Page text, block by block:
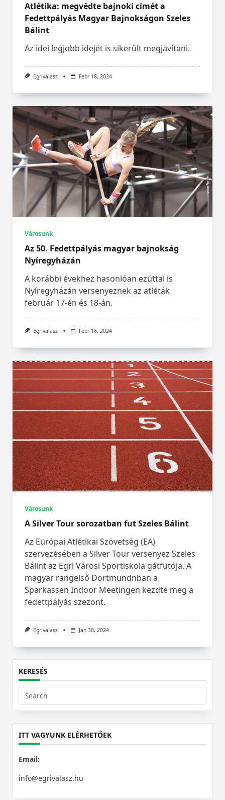
Atlétika: megvédte bajnoki címét a
Fedettpályás Magyar Bajnokságon Szeles
Bálint
Az idei legjobb idejét is sikerült megjavítani.
Egrivalasz Febr 18, 2024
Városunk
Az 50. Fedettpályás magyar bajnokság
Nyíregyházán
A korábbi évekhez hasonlóan ezúttal is
Nyíregyházán versenyeznek az atléták
február 17-én és 18-án.
Egrivalasz Febr 16, 2024
Városunk
A Silver Tour sorozatban fut Szeles Bálint
Az Európai Atlétikai Szövetség (EA)
szervezésében a Silver Tour versenyez Szeles
Bálint az Egri Városi Sportiskola gátfutója. A
magyar rangelső Dortmundnban a
Sparkassen Indoor Meetingen kezdte meg a
fedettpályás szezont.
Egrivalasz Jan 30, 2024
KERESÉS
Search
for:
ITT VAGYUNK ELÉRHETŐEK
Email:
info@egrivalasz.hu